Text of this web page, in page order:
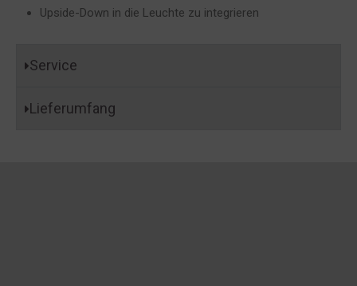
Upside-Down in die Leuchte zu integrieren
Service
Lieferumfang